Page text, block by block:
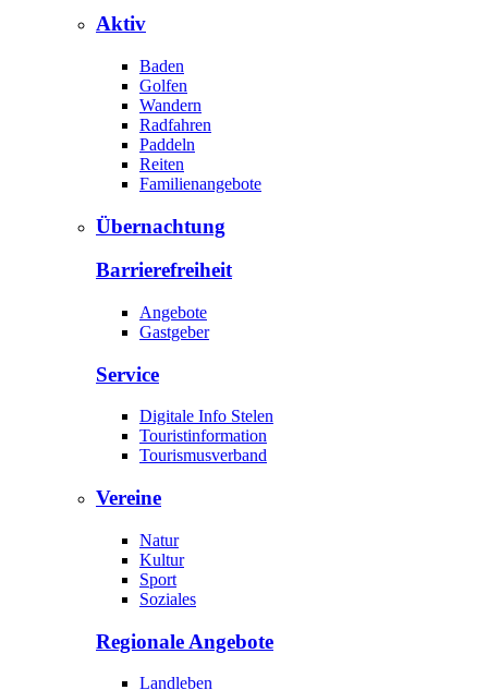
Aktiv
Baden
Golfen
Wandern
Radfahren
Paddeln
Reiten
Familienangebote
Übernachtung
Barrierefreiheit
Angebote
Gastgeber
Service
Digitale Info Stelen
Touristinformation
Tourismusverband
Vereine
Natur
Kultur
Sport
Soziales
Regionale Angebote
Landleben